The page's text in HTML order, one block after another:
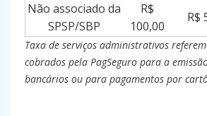
Não associado da
SPSP/SBP
R$
100,00
R$
Taxa de serviços administrativos
cobrados pela PagSeguro para a
bancários ou para pagamentos por